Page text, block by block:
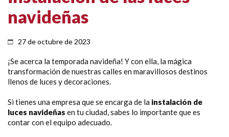
navideñas
27 de octubre de 2023
¡Se acerca la temporada navideña! Y con ella, la mágica
transformación de nuestras calles en maravillosos destinos
llenos de luces y decoraciones.
Si tienes una empresa que se encarga de la instalación de
luces navideñas en tu ciudad, sabes lo importante que es
contar con el equipo adecuado.